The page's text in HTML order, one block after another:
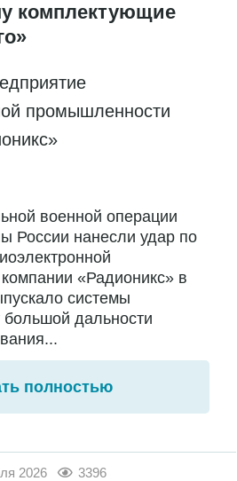
комплектующие
промышленности
военной операции
России нанесли удар по
«Радионикс» в
системы
большой дальности
полностью
2026 3396